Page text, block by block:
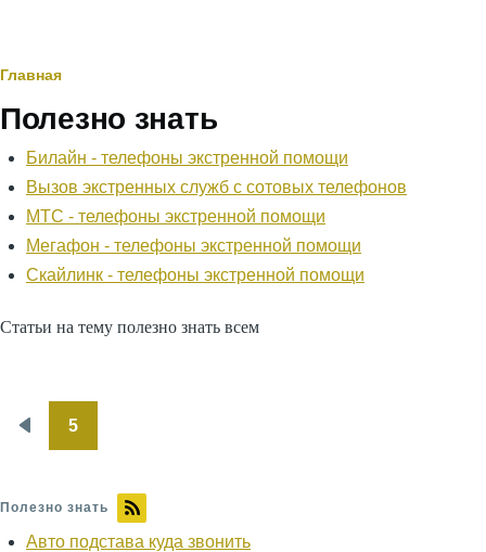
Строка
навигации
Главная
Полезно знать
Билайн - телефоны экстренной помощи
Вызов экстренных служб с сотовых телефонов
МТС - телефоны экстренной помощи
Мегафон - телефоны экстренной помощи
Скайлинк - телефоны экстренной помощи
Статьи на тему полезно знать всем
Нумерация
5
Полезно знать
Авто подстава куда звонить